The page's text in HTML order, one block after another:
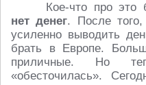
Кое-что про
нет денег. После
усиленно выводить
брать в Европе.
приличные. Но
«обесточилась».